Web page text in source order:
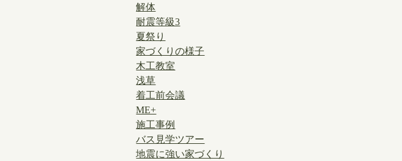
解体
耐震等級3
夏祭り
家づくりの様子
木工教室
浅草
着工前会議
ME+
施工事例
バス見学ツアー
地震に強い家づくり